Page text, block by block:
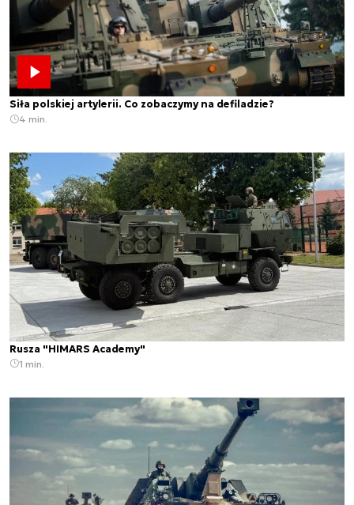
Siła polskiej artylerii. Co zobaczymy na defiladzie?
4 min.
Rusza "HIMARS Academy"
1 min.